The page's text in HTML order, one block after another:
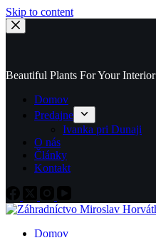
Skip to content
Beautiful Plants For Your Interior
Domov
Predajne
Ivanka pri Dunaji
O nás
Články
Kontakt
Domov